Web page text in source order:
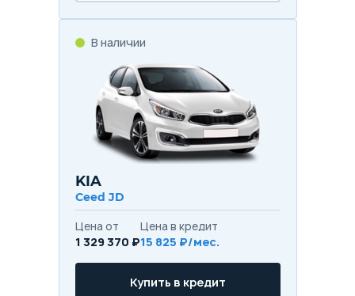
В наличии
KIA
Ceed JD
Цена от
1 329 370 ₽
Цена в кредит
15 825 ₽/мес.
Купить в кредит